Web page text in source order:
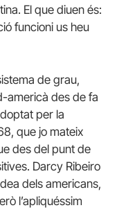
El que diuen és:
funcioni us heu
de grau,
americà des de fa
per la
que jo mateix
des del punt de
Darcy Ribeiro
dels americans,
l’apliquéssim